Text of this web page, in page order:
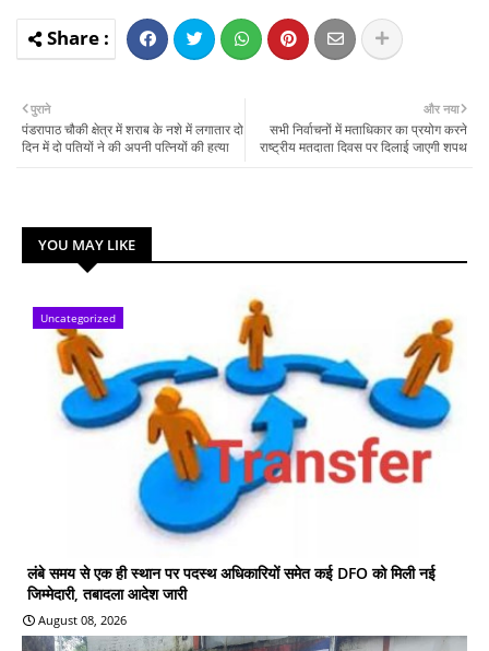
और नया
सभी निर्वाचनों में मताधिकार का प्रयोग करने
राष्ट्रीय मतदाता दिवस पर दिलाई जाएगी शपथ
पुराने
पंडरापाठ चौकी क्षेत्र में शराब के नशे में लगातार दो
दिन में दो पतियों ने की अपनी पत्नियों की हत्या
YOU MAY LIKE
Uncategorized
लंबे समय से एक ही स्थान पर पदस्थ अधिकारियों समेत कई DFO को मिली नई
जिम्मेदारी, तबादला आदेश जारी
August 08, 2026